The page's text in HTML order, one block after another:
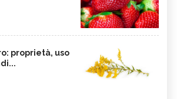
proprietà, uso